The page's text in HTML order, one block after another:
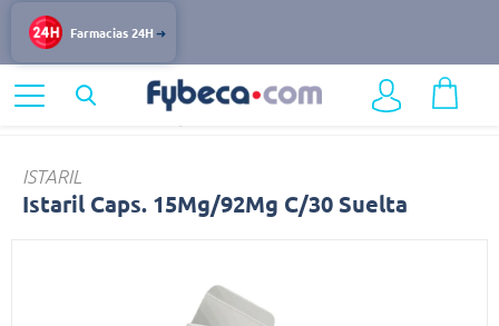
Farmacias 24H
Digestivo
ISTARIL
Istaril Caps. 15Mg/92Mg C/30 Suelta